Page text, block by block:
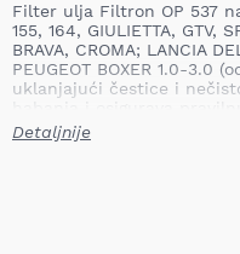
Filter ulja Filtron OP 537
155, 164, GIULIETTA, GTV,
BRAVA, CROMA; LANCIA
PEUGEOT BOXER 1.0-3.0
uklanjajući čestice i
izostanak zamene filtera
podmazivanja, ubrzanog
Detaljnije